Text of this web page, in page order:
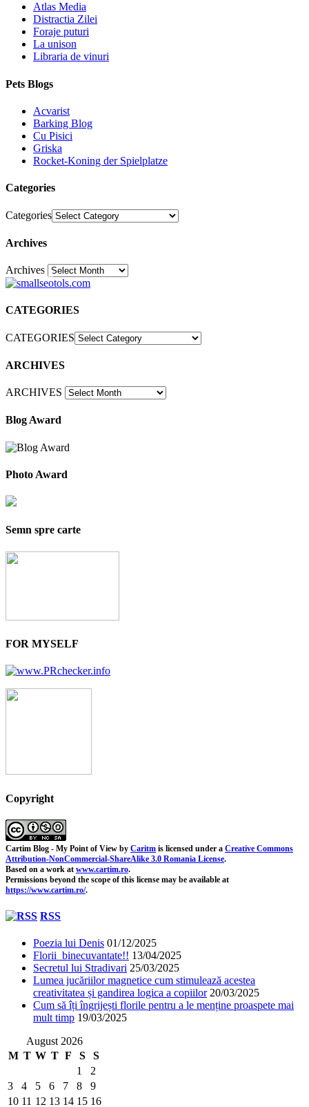
Atlas Media
Distractia Zilei
Foraje puturi
La unison
Libraria de vinuri
Pets Blogs
Acvarist
Barking Blog
Cu Pisici
Griska
Rocket-Koning der Spielplatze
Categories
Categories
Archives
Archives30
CATEGORIES
CATEGORIES
ARCHIVES
ARCHIVES
Blog Award
Photo Award
Semn spre carte
FOR MYSELF
Copyright
Cartim Blog - My Point of View by Caritm is licensed under a Creative Commons
Attribution-NonCommercial-ShareAlike 3.0 Romania License.
Based on a work at www.cartim.ro.
Permissions beyond the scope of this license may be available at
https://www.cartim.ro/.
RSS
Poezia lui Denis 01/12/2025
Florii binecuvantate!! 13/04/2025
Secretul lui Stradivari 25/03/2025
Lumea jucăriilor magnetice cum stimulează acestea
creativitatea și gandirea logica a copiilor 20/03/2025
Cum să îți îngrijești florile pentru a le menține proaspete mai
mult timp 19/03/2025
August 2026
M T W T F S
S
1
2
3
4 5 6 7 8
9
10 11 12 13 14 15 16